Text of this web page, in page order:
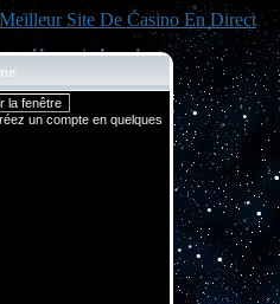
Meilleur Site De Casino En Direct
un compte en quelques